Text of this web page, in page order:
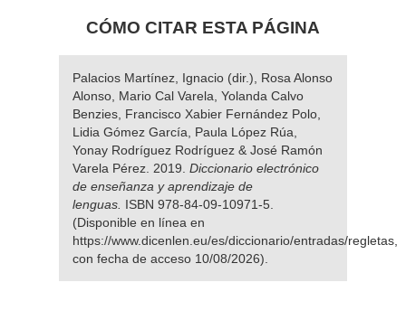
CÓMO CITAR ESTA PÁGINA
Palacios Martínez, Ignacio (dir.), Rosa Alonso
Alonso, Mario Cal Varela, Yolanda Calvo
Benzies, Francisco Xabier Fernández Polo,
Lidia Gómez García, Paula López Rúa,
Yonay Rodríguez Rodríguez & José Ramón
Varela Pérez. 2019. Diccionario electrónico
de enseñanza y aprendizaje de
lenguas. ISBN 978-84-09-10971-5.
(Disponible en línea en
https://www.dicenlen.eu/es/diccionario/entradas/regletas,
con fecha de acceso 10/08/2026).